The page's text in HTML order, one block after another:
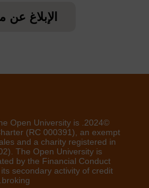
الإبلاغ
The Open University is
(RC 000391), an exempt
and a charity registered in
The Open University is
by the Financial Conduct
secondary activity of credit
broking.